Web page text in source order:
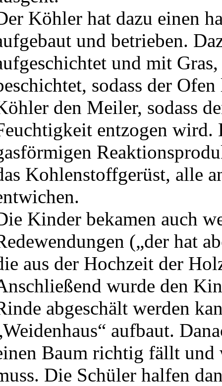
Köhler hat dazu einen
und betrieben.
und mit
sodass der
den Meiler, sodass
entzogen wird.
Kohlenstoffgerüst, alle
Kinder bekamen auch
(„der hat
aus der Hochzeit der
wurde den
abgeschält werden
aufbaut.
Baum richtig fällt und
Die Schüler halfen